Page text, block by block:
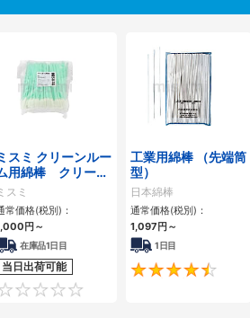
0
スミ クリーンルー
用綿棒 クリーン
ルームCLASS10
スミ
常価格(税別)：
円～
在庫品1日目
当日出荷可能
工業用綿棒 （先端筒
型）
日本綿棒
通常価格(税別)：
1,097円～
1日目